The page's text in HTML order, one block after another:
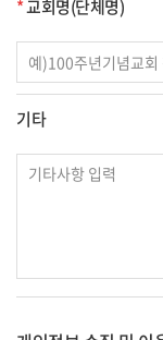
*교회명(단체명)
기타